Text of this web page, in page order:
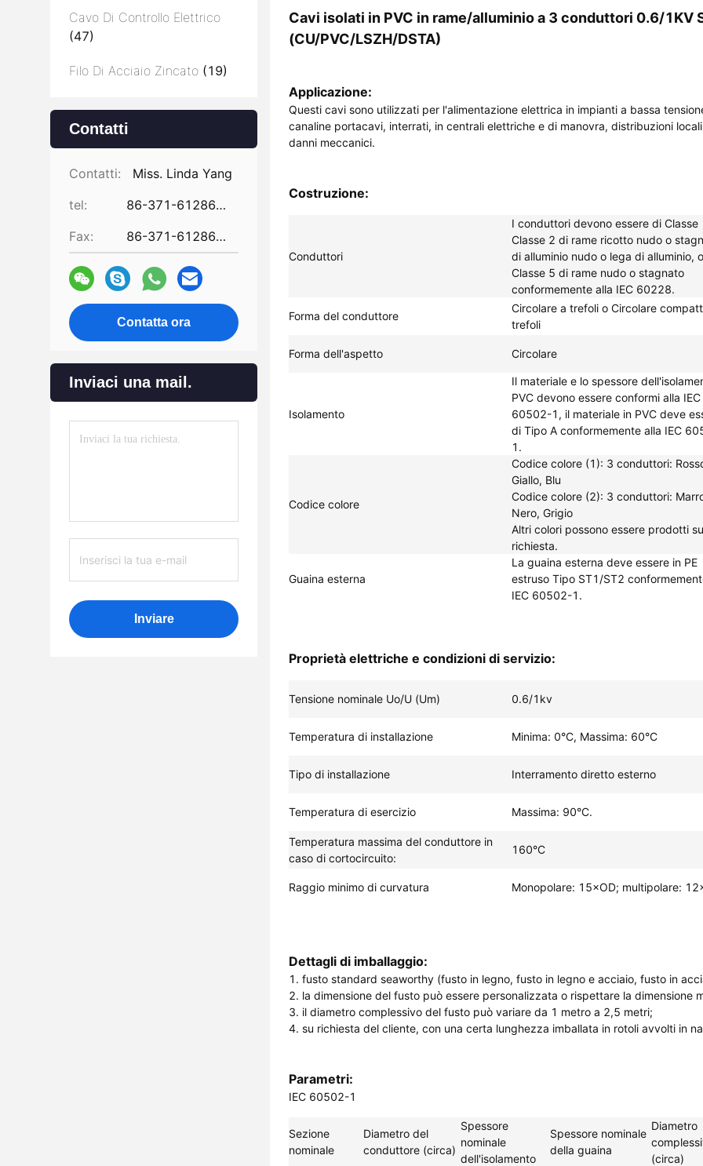
Cavo Di Controllo Elettrico
(47)
Filo Di Acciaio Zincato (19)
Contatti
Contatti:
Miss. Linda Yang
tel:
86-371-61286031
Fax:
86-371-61286032
Contatta ora
Inviaci una mail.
Inviare
Cavi isolati in PVC in rame/alluminio a 3 conduttori 0.6/
(CU/PVC/LSZH/DSTA)
Applicazione:
Questi cavi sono utilizzati per l'alimentazione elettrica in impianti a bassa
canaline portacavi, interrati, in centrali elettriche e di manovra, distribuzioni
danni meccanici.
Costruzione:
Conduttori
I conduttori devono essere di Classe
Classe 2 di rame ricotto nudo o
di alluminio nudo o lega di alluminio,
Classe 5 di rame nudo o stagnato
conformemente alla IEC 60228.
Forma del conduttore
Circolare a trefoli o Circolare
trefoli
Forma dell'aspetto Circolare
Isolamento
Il materiale e lo spessore
PVC devono essere conformi alla IEC
60502-1, il materiale in PVC deve
di Tipo A conformemente alla IEC
1.
Codice colore
Codice colore (1): 3 conduttori:
Giallo, Blu
Codice colore (2): 3 conduttori:
Nero, Grigio
Altri colori possono essere prodotti su
richiesta.
Guaina esterna
La guaina esterna deve essere in PE
estruso Tipo ST1/ST2
IEC 60502-1.
Proprietà elettriche e condizioni di servizio:
Tensione nominale Uo/U (Um) 0.6/1kv
Temperatura di installazione Minima: 0°C, Massima: 60°C
Tipo di installazione Interramento diretto esterno
Temperatura di esercizio Massima: 90°C.
Temperatura massima del conduttore in
caso di cortocircuito:
160°C
Raggio minimo di curvatura Monopolare: 15×OD; multipolare:
Dettagli di imballaggio:
1. fusto standard seaworthy (fusto in legno, fusto in legno e acciaio, fusto in
2. la dimensione del fusto può essere personalizzata o rispettare la dimensione
3. il diametro complessivo del fusto può variare da 1 metro a 2,5 metri;
4. su richiesta del cliente, con una certa lunghezza imballata in rotoli avvolti in
Parametri:
IEC 60502-1
Sezione
nominale
Diametro del
conduttore (circa)
Spessore
nominale
dell'isolamento
Spessore nominale
della guaina
Diametro
(circa)